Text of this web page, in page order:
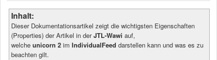
Inhalt:
Dieser Dokumentationsartikel zeigt die wichtigsten Eigenschaften
(Properties) der Artikel in derJTL-Wawiauf,
welcheunicorn 2imIndividualFeed darstellen kann und was es zu
beachten gilt.